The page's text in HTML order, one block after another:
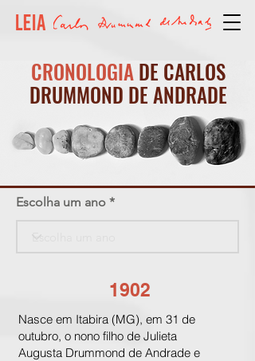
CRONOLOGIADE CARLOS
DRUMMOND DE ANDRADE
Escolha um ano
1902
Nasce em Itabira (MG), em 31 de
outubro, o nono filho de Julieta
Augusta Drummond de Andrade e